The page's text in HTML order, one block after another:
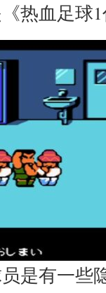
热血足球
是有一些